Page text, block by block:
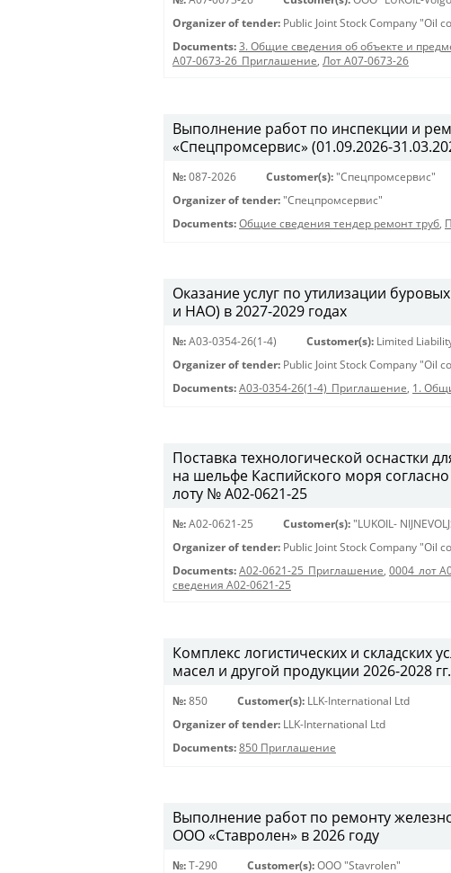
Organizer of tender: Public Joint Stock Company "Oil
Documents: 3. Общие сведения об объекте и
A07-0673-26_Приглашение, Лот A07-0673-26
Выполнение работ по инспекции и
«Спецпромсервис» (01.09.2026-
№: 087-2026 Customer(s): "Спецпромсервис"
Organizer of tender: "Спецпромсервис"
Documents: Общие сведения тендер ремонт труб,
Оказание услуг по утилизации
и НАО) в 2027-2029 годах
№: A03-0354-26(1-4) Customer(s): Limited
Organizer of tender: Public Joint Stock Company "Oil
Documents: A03-0354-26(1-4)_Приглашение, 1.
Поставка технологической оснастки
на шельфе Каспийского моря
лоту № A02-0621-25
№: A02-0621-25 Customer(s): "LUKOIL-
Organizer of tender: Public Joint Stock Company "Oil
Documents: A02-0621-25_Приглашение, 0004_лот
сведения A02-0621-25
Комплекс логистических и складских
масел и другой продукции 2026-2028
№: 850 Customer(s): LLK-International Ltd
Organizer of tender: LLK-International Ltd
Documents: 850 Приглашение
Выполнение работ по ремонту
ООО «Ставролен» в 2026 году
№: Т-290 Customer(s): OOO "Stavrolen"